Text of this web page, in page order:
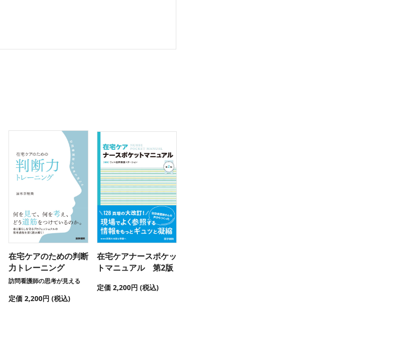
在宅ケアのための判断
力トレーニング
訪問看護師の思考が見える
定価 2,200円 (税込)
在宅ケアナースポケッ
トマニュアル 第2版
定価 2,200円 (税込)